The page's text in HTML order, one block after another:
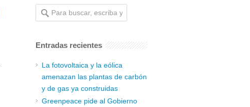
Entradas recientes
La fotovoltaica y la eólica
amenazan las plantas de carbón
y de gas ya construidas
Greenpeace pide al Gobierno